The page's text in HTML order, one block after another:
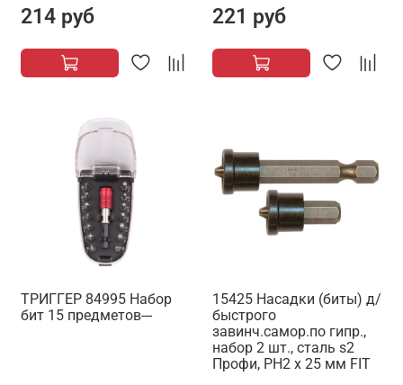
214 руб 221 руб
ТРИГГЕР 84995 Набор
бит 15 предметов---
15425 Насадки (биты) д/
быстрого
завинч.самор.по гипр.,
набор 2 шт., сталь s2
Профи, РН2 х 25 мм FIT